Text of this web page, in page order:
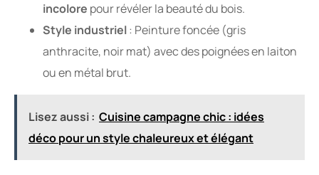
incolore pour révéler la beauté du bois.
Style industriel: Peinture foncée (gris
anthracite, noir mat) avec des poignées en laiton
ou en métal brut.
Lisez aussi : Cuisine campagne chic : idées
déco pour un style chaleureux et élégant